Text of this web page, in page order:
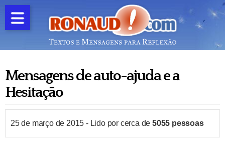
Mensagens de auto-ajuda e a
Hesitação
25 de março de 2015 - Lido por cerca de5055 pessoas